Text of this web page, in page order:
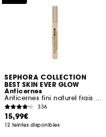
SEPHORA COLLECTION
BEST SKIN EVER GLOW
Anticernes
Anticernes fini naturel frais et lumineux
336
15,99€
12 teintes disponibles